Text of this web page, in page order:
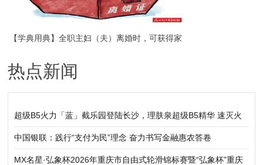
【学典用典】全职主妇（夫）离婚时，可获得家
务劳动补偿
热点新闻
超级B5火力「蓝」截乐园登陆长沙，理肤泉超级B5精华 速灭火
气，不闹皮气
中国银联：践行“支付为民”理念 奋力书写金融惠农答卷
MX名星·弘象杯2026年重庆市自由式轮滑锦标赛暨“弘象杯”重庆